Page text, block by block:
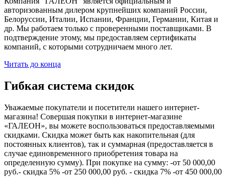
авторизованным дилером крупнейших компаний России,
Белоруссии, Италии, Испании, Франции, Германии, Китая и
др. Мы работаем только с проверенными поставщиками. В
подтверждение этому, мы предоставляем сертификаты
компаний, с которыми сотрудничаем много лет.
Читать до конца
Гибкая система скидок
Уважаемые покупатели и посетители нашего интернет-
магазина! Совершая покупки в интернет-магазине
«ГАЛЕОН», вы можете воспользоваться предоставляемыми
скидками. Скидка может быть как накопительная (для
постоянных клиентов), так и суммарная (предоставляется в
случае единовременного приобретения товара на
определенную сумму). При покупке на сумму: -от 50 000,00
руб.- скидка 5% -от 250 000,00 руб. - скидка 7% -от 450 000,00